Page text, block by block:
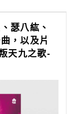
瑟八紘、
，以及片
天九之歌-